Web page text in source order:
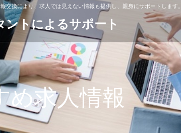
換により、求人では見えない情報も提供し、親身にサポートします。
ントによるサポート
め求人情報